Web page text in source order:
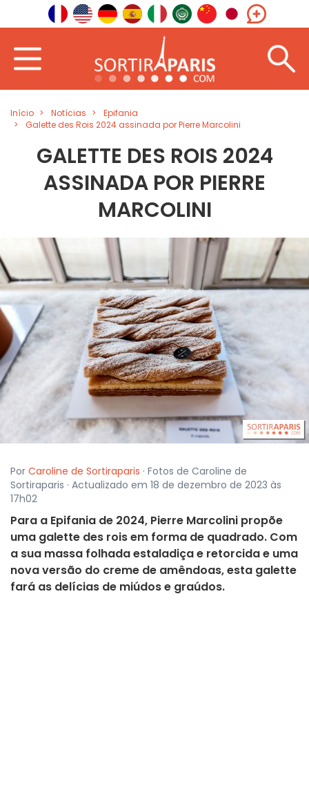
Início Notícias
Epifania
Galette des Rois 2024 assinada por Pierre Marcolini
GALETTE DES ROIS 2024
ASSINADA POR PIERRE
MARCOLINI
Por Caroline de Sortiraparis · Fotos de Caroline de
Sortiraparis · Actualizado em 18 de dezembro de 2023 às
17h02
Para a Epifania de 2024, Pierre Marcolini propõe
uma galette des rois em forma de quadrado. Com
a sua massa folhada estaladiça e retorcida e uma
nova versão do creme de amêndoas, esta galette
fará as delícias de miúdos e graúdos.